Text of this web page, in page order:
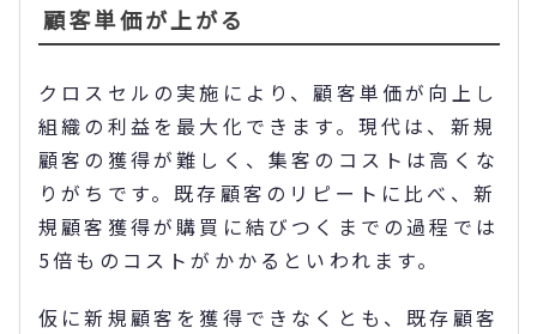
顧客単価が上がる
クロスセルの実施により、顧客単価が向上し
組織の利益を最大化できます。現代は、新規
顧客の獲得が難しく、集客のコストは高くな
りがちです。既存顧客のリピートに比べ、新
規顧客獲得が購買に結びつくまでの過程では
5倍ものコストがかかるといわれます。
仮に新規顧客を獲得できなくとも、既存顧客